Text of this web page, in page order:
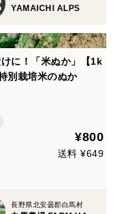
YAMAICHI ALPS
に！「米ぬか」【1k
栽培米のぬか
¥800
送料 ¥649
長野県北安曇郡白馬村